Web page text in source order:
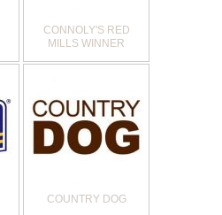
CONNOLY'S RED
MILLS WINNER
COUNTRY DOG